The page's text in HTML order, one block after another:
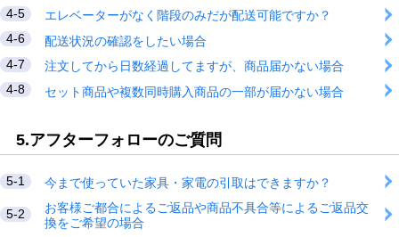
4-5
エレベーターがなく階段のみだが配送可能ですか？
4-6
配送状況の確認をしたい場合
4-7
注文してから日数経過してますが、商品届かない場合
4-8
セット商品や複数同時購入商品の一部が届かない場合
5.アフターフォローのご質問
5-1 今まで使っていた家具・家電の引取はできますか？
5-2
お客様ご都合によるご返品や商品不具合等によるご返品交
換をご希望の場合